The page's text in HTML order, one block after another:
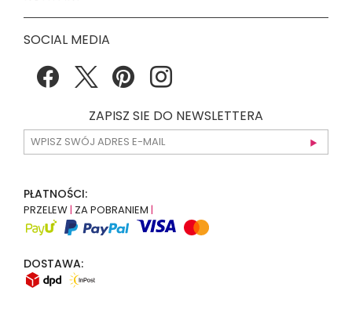
SOCIAL MEDIA
ZAPISZ SIE DO NEWSLETTERA
PŁATNOŚCI:
PRZELEW| ZA POBRANIEM |
DOSTAWA: